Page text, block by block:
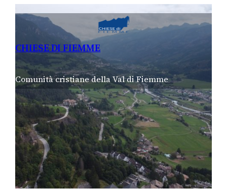
CHIESE DI FIEMME
Comunità cristiane della Val di Fiemme